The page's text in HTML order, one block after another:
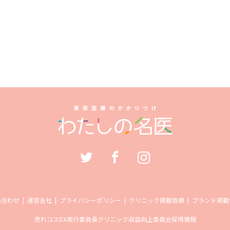
わせ 運営会社 プライバシーポリシー クリニック掲載依頼 ブランド掲
売れコスDX実行委員長クリニック収益向上委員会採用情報